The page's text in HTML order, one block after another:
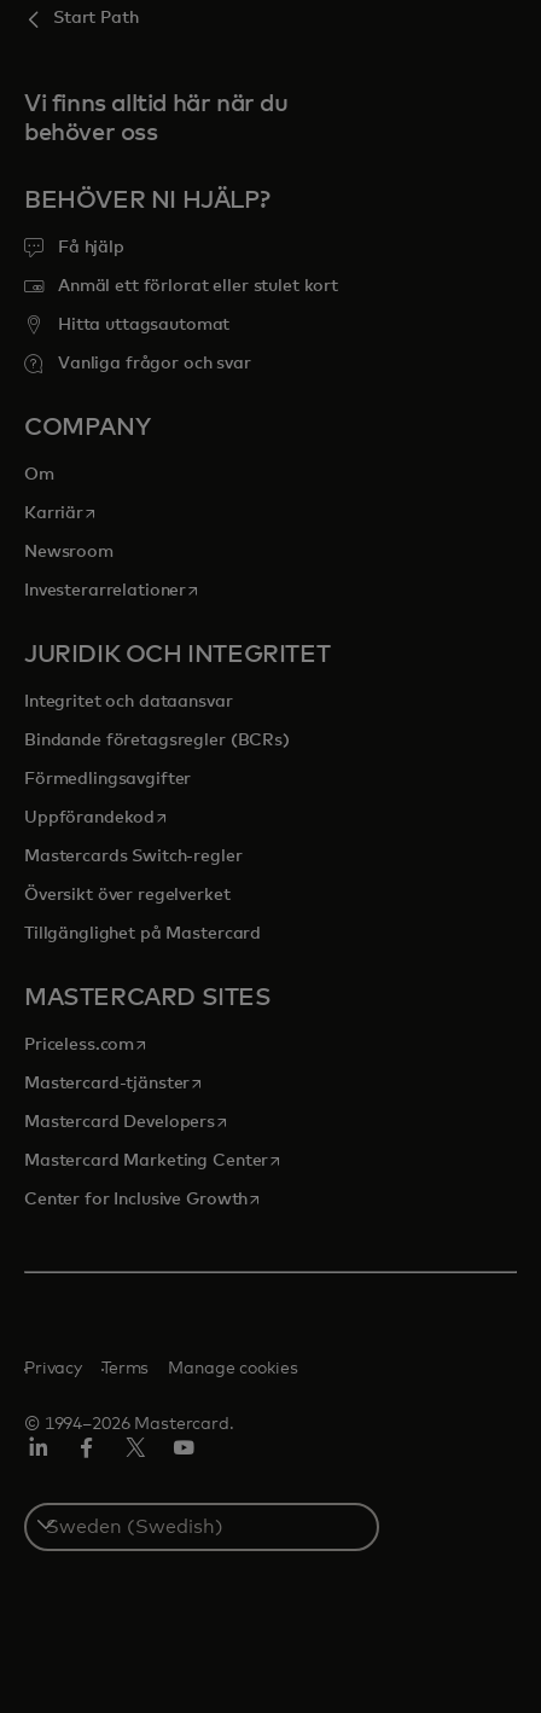
Start Path
Vi finns alltid här när du
behöver oss
BEHÖVER NI HJÄLP?
Få hjälp
Anmäl ett förlorat eller stulet kort
Hitta uttagsautomat
Vanliga frågor och svar
COMPANY
Om
Karriäropens in a new tab
Newsroom
Investerarrelationeropens in a new tab
JURIDIK OCH INTEGRITET
Integritet och dataansvar
Bindande företagsregler (BCRs)
Förmedlingsavgifter
Uppförandekod opens in a new tab
Mastercards Switch-regler
Översikt över regelverket
Tillgänglighet på Mastercard
MASTERCARD SITES
Priceless.com opens in a new tab
Mastercard-tjänsteropens in a new tab
Mastercard Developersopens in a new tab
Mastercard Marketing Centeropens in a new tab
Center for Inclusive Growthopens in a new tab
© 1994–2026 Mastercard.
Privacy Terms Manage cookies
Select
a
country